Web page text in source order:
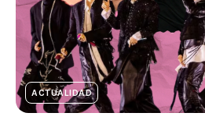
ACTUALIDAD